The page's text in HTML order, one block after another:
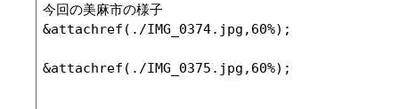
今回の美麻市の様子
&attachref(./IMG_0374.jpg,60%);
&attachref(./IMG_0375.jpg,60%);